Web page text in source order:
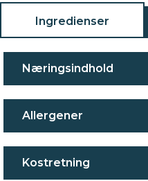
Ingredienser
Næringsindhold
Allergener
Kostretning